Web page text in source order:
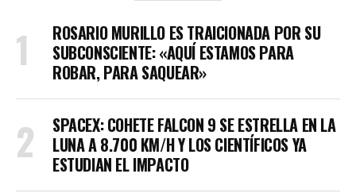
ROSARIO MURILLO ES TRAICIONADA POR SU
SUBCONSCIENTE: «AQUÍ ESTAMOS PARA
ROBAR, PARA SAQUEAR»
SPACEX: COHETE FALCON 9 SE ESTRELLA EN LA
LUNA A 8.700 KM/H Y LOS CIENTÍFICOS YA
ESTUDIAN EL IMPACTO